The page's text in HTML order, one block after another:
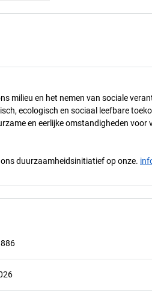
milieu en het nemen van sociale
ecologisch en sociaal leefbare
en eerlijke omstandigheden voor
duurzaamheidsinitiatief op onze.